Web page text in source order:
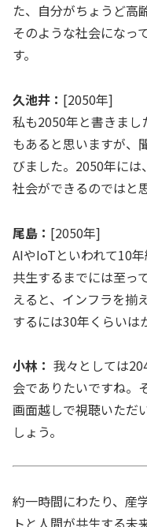
た、自分がちょうど高
そのような社会になっ
す。
久池井： [2050年]
私も2050年と書きまし
もあると思いますが、
びました。2050年に
社会ができるのではと
尾島： [2050年]
AIやIoTといわれて10
共生するまでには至っ
えると、インフラを揃
するには30年くらいは
小林： 我々としては
会でありたいですね。
画面越しで視聴いただ
しょう。
約一時間にわたり、産
トと人間が共生する未